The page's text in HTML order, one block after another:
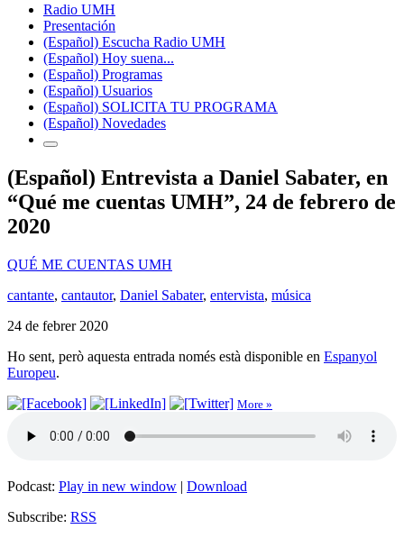
Radio UMH
Presentación
(Español) Escucha Radio UMH
(Español) Hoy suena...
(Español) Programas
(Español) Usuarios
(Español) SOLICITA TU PROGRAMA
(Español) Novedades
(Español) Entrevista a Daniel Sabater, en
“Qué me cuentas UMH”, 24 de febrero de
2020
QUÉ ME CUENTAS UMH
cantante, cantautor, Daniel Sabater, entervista, música
24 de febrer 2020
Ho sent, però aquesta entrada només està disponible en Espanyol
Europeu.
More »
Podcast: Play in new window | Download
Subscribe: RSS